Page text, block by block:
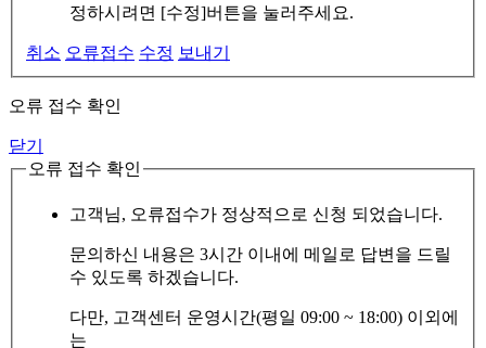
정하시려면 [수정]버튼을 눌러주세요.
취소 오류접수 수정 보내기
오류 접수 확인
닫기
오류 접수 확인
고객님, 오류접수가 정상적으로 신청 되었습니다.
문의하신 내용은 3시간 이내에 메일로 답변을 드릴
수 있도록 하겠습니다.
다만, 고객센터 운영시간(평일 09:00 ~ 18:00) 이외에
는